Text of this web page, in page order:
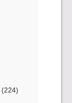
(224)